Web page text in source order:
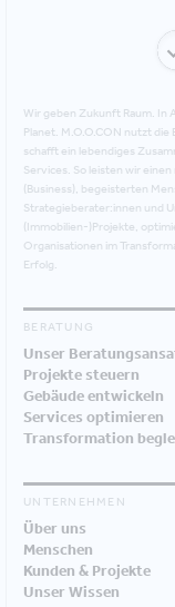
Wir geben Zukunft Raum. In
Planet. M.O.O.CON nutzt die
schafft ein lebendiges
Services. So leisten wir
(Business), begeisterten
Strategieberater:innen und
(Immobilien-)Projekte,
Organisationen im
Erfolg.
BERATUNG
Unser
Projekte steuern
Gebäude entwickeln
Services optimieren
Transformation
UNTERNEHMEN
Über uns
Menschen
Kunden & Projekte
Unser Wissen